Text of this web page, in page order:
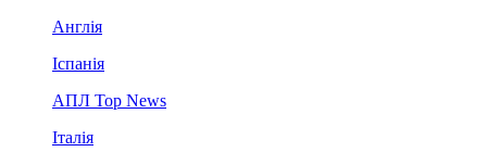
Англія
Іспанія
АПЛ Top News
Італія